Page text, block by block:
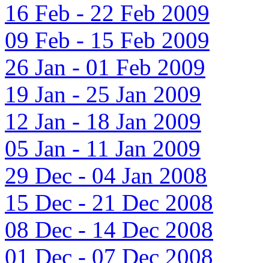
16 Feb - 22 Feb 2009
09 Feb - 15 Feb 2009
26 Jan - 01 Feb 2009
19 Jan - 25 Jan 2009
12 Jan - 18 Jan 2009
05 Jan - 11 Jan 2009
29 Dec - 04 Jan 2008
15 Dec - 21 Dec 2008
08 Dec - 14 Dec 2008
01 Dec - 07 Dec 2008